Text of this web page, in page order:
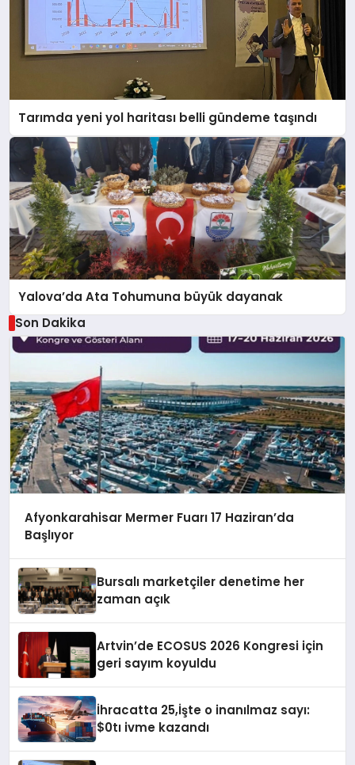
Tarımda yeni yol haritası belli gündeme taşındı
Yalova’da Ata Tohumuna büyük dayanak
Son Dakika
Afyonkarahisar Mermer Fuarı 17 Haziran’da
Başlıyor
Bursalı marketçiler denetime her
zaman açık
Artvin’de ECOSUS 2026 Kongresi için
geri sayım koyuldu
İhracatta 25,İşte o inanılmaz sayı:
$0tı ivme kazandı